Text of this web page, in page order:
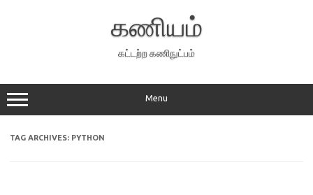
கணியம்
கட்டற்ற கணிநுட்பம்
Menu
TAG ARCHIVES: PYTHON